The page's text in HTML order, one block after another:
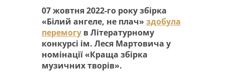
07 жовтня 2022-го року збірка
«Білий ангеле, не плач» здобула
перемогу в Літературному
конкурсі ім. Леся Мартовича у
номінації «Краща збірка
музичних творів».